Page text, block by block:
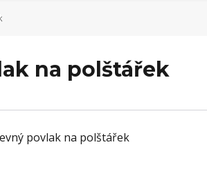
na polštářek